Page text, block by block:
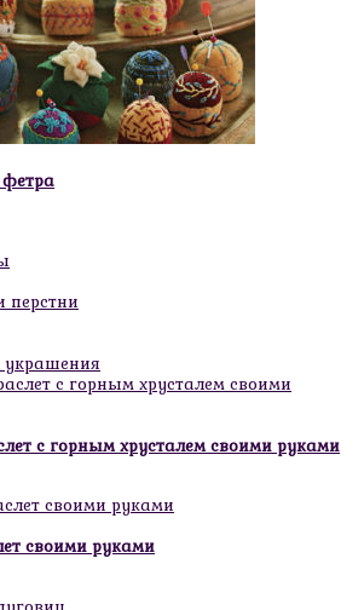
перстни
с горным хрусталем своими руками
своими руками